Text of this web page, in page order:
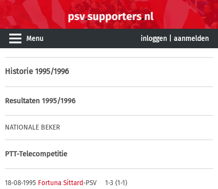
Menu inloggen aanmelden
Historie 1995/1996
Resultaten 1995/1996
NATIONALE BEKER
PTT-Telecompetitie
18-08-1995 Fortuna Sittard-PSV
1-3 (1-1)